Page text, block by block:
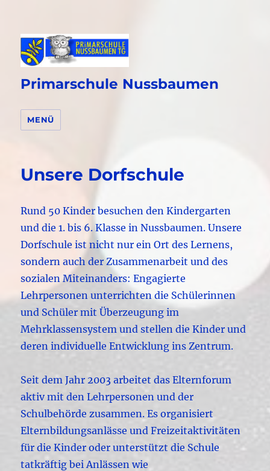
Primarschule Nussbaumen
MENÜ
Unsere Dorfschule
Rund 50 Kinder besuchen den Kindergarten
und die 1. bis 6. Klasse in Nussbaumen. Unsere
Dorfschule ist nicht nur ein Ort des Lernens,
sondern auch der Zusammenarbeit und des
sozialen Miteinanders: Engagierte
Lehrpersonen unterrichten die Schülerinnen
und Schüler mit Überzeugung im
Mehrklassensystem und stellen die Kinder und
deren individuelle Entwicklung ins Zentrum.
Seit dem Jahr 2003 arbeitet das Elternforum
aktiv mit den Lehrpersonen und der
Schulbehörde zusammen. Es organisiert
Elternbildungsanlässe und Freizeitaktivitäten
für die Kinder oder unterstützt die Schule
tatkräftig bei Anlässen wie